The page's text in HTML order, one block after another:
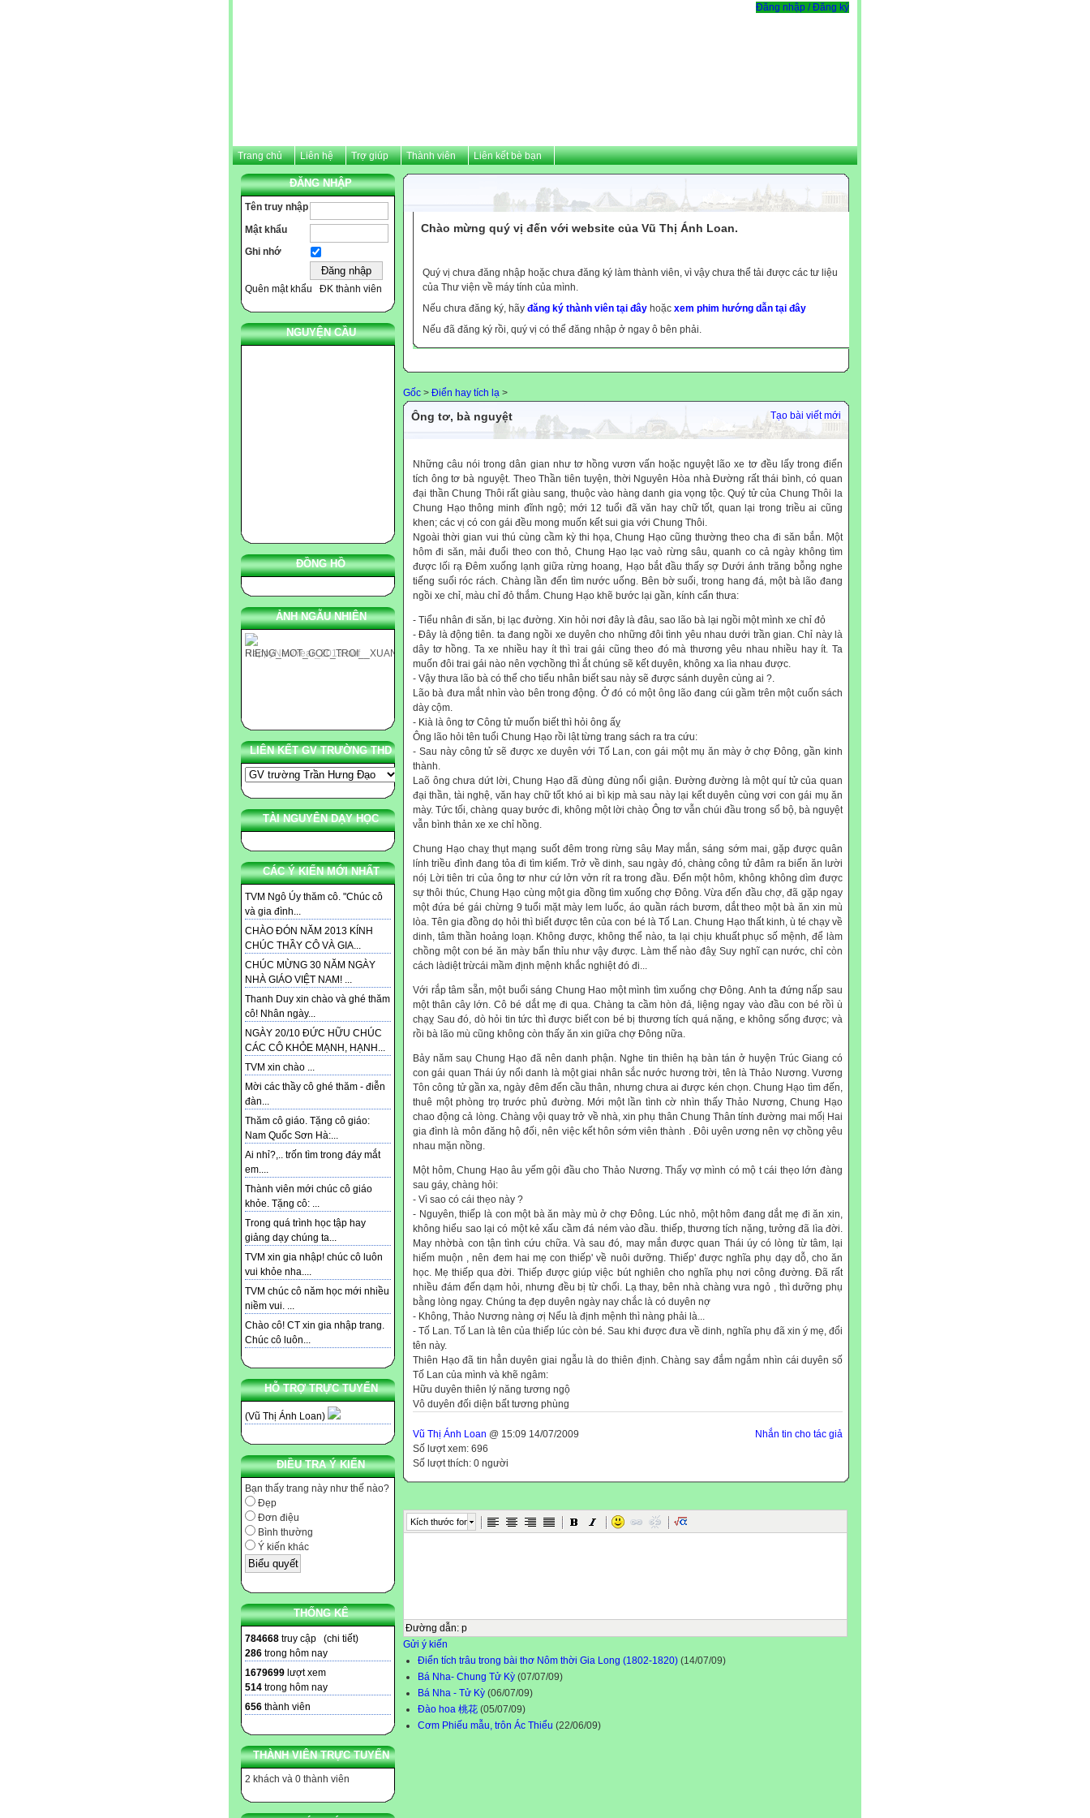
Đăng nhập / Đăng ký
Trang chủ Liên hệ Trợ giúp Thành viên Liên kết bè bạn
ĐĂNG NHẬP
Tên truy nhập
Mật khẩu
Ghi nhớ
Quên mật khẩu ĐK thành viên
NGUYỆN CẦU
ĐỒNG HỒ
ẢNH NGẪU NHIÊN
LIÊN KẾT GV TRƯỜNG THD
TÀI NGUYÊN DẠY HỌC
CÁC Ý KIẾN MỚI NHẤT
TVM Ngô Úy thăm cô. "Chúc cô
và gia đình...
CHÀO ĐÓN NĂM 2013 KÍNH
CHÚC THẦY CÔ VÀ GIA...
CHÚC MỪNG 30 NĂM NGÀY
NHÀ GIÁO VIỆT NAM! ...
Thanh Duy xin chào và ghé thăm
cô! Nhân ngày...
NGÀY 20/10 ĐỨC HỮU CHÚC
CÁC CÔ KHỎE MẠNH, HẠNH...
TVM xin chào ...
Mời các thầy cô ghé thăm - điễn
đàn...
Thăm cô giáo. Tặng cô giáo:
Nam Quốc Sơn Hà:...
Ai nhỉ?,.. trốn tìm trong đáy mắt
em....
Thành viên mới chúc cô giáo
khỏe. Tặng cô: ...
Trong quá trình học tập hay
giảng dạy chúng ta...
TVM xin gia nhập! chúc cô luôn
vui khỏe nha....
TVM chúc cô năm học mới nhiều
niềm vui. ...
Chào cô! CT xin gia nhập trang.
Chúc cô luôn...
HỖ TRỢ TRỰC TUYẾN
(Vũ Thị Ánh Loan)
ĐIỀU TRA Ý KIẾN
Bạn thấy trang này như thế nào?
Đẹp
Đơn điệu
Bình thường
Ý kiến khác
THỐNG KÊ
784668 truy cập (chi tiết)
286 trong hôm nay
1679699 lượt xem
514 trong hôm nay
656 thành viên
THÀNH VIÊN TRỰC TUYẾN
2 khách và 0 thành viên
Chào mừng quý vị đến với website của Vũ Thị Ánh Loan.
Quý vị chưa đăng nhập hoặc chưa đăng ký làm thành viên, vì vậy chưa thể tải được các tư liệu
của Thư viện về máy tính của mình.
Nếu chưa đăng ký, hãy đăng ký thành viên tại đây hoặc xem phim hướng dẫn tại đây
Nếu đã đăng ký rồi, quý vị có thể đăng nhập ở ngay ô bên phải.
Gốc > Điển hay tích lạ >
Tạo bài viết mới
Ông tơ, bà nguyệt
Những câu nói trong dân gian như tơ hồng vươn vấn hoặc nguyệt lão xe tơ đều lấy trong điển
tích ông tơ bà nguyệt. Theo Thần tiên tuyện, thời Nguyên Hòa nhà Đường rất thái bình, có quan
đại thần Chung Thôi rất giàu sang, thuộc vào hàng danh gia vọng tộc. Quý tử của Chung Thôi la
Chung Hạo thông minh đĩnh ngộ; mới 12 tuổi đã văn hay chữ tốt, quan lại trong triều ai cũng
khen; các vị có con gái đều mong muốn kết sui gia với Chung Thôi.
Ngoài thời gian vui thú cùng cầm kỳ thi họa, Chung Hạo cũng thường theo cha đi săn bắn. Một
hôm đi săn, mải đuổi theo con thỏ, Chung Hạo lạc vaò rừng sâu, quanh co cả ngày không tìm
được lối rạ Đêm xuống lạnh giữa rừng hoang, Hạo bắt đầu thấy sợ Dưới ánh trăng bỗng nghe
tiếng suối róc rách. Chàng lần đến tìm nước uống. Bên bờ suối, trong hang đá, một bà lão đang
ngồi xe chỉ, màu chỉ đỏ thắm. Chung Hạo khẽ bước lại gần, kính cẩn thưa:
- Tiểu nhân đi săn, bị lạc đường. Xin hỏi nơi đây là đâu, sao lão bà lại ngồi một mình xe chỉ đỏ
- Đây là động tiên. ta đang ngồi xe duyên cho những đôi tình yêu nhau dưới trần gian. Chỉ này là
dây tơ hồng. Ta xe nhiều hay ít thì trai gái cũng theo đó mà thương yêu nhau nhiều hay ít. Ta
muốn đôi trai gái nào nên vợchồng thì ắt chúng sẽ kết duyên, không xa lìa nhau được.
- Vậy thưa lão bà có thể cho tiểu nhân biết sau này sẽ được sánh duyên cùng ai ?.
Lão bà đưa mắt nhìn vào bên trong động. Ở đó có một ông lão đang cúi gầm trên một cuốn sách
dày cộm.
- Kià là ông tơ Công tử muốn biết thì hỏi ông ấỵ
Ông lão hỏi tên tuổi Chung Hạo rồi lật từng trang sách ra tra cứu:
- Sau này công tử sẽ được xe duyên với Tố Lan, con gái một mụ ăn mày ở chợ Đông, gần kinh
thành.
Laõ ông chưa dứt lời, Chung Hạo đã đùng đùng nổi giận. Đường đường là một quí tử của quan
đại thần, tài nghệ, văn hay chữ tốt khó ai bì kịp mà sau này lại kết duyên cùng vơi con gái mụ ăn
mày. Tức tối, chàng quay bước đi, không một lời chàọ Ông tơ vẫn chúi đầu trong sổ bộ, bà nguyệt
vẫn bình thản xe xe chỉ hồng.
Chung Hạo chaỵ thụt mạng suốt đêm trong rừng sâụ May mắn, sáng sớm mai, gặp được quân
lính triều đình đang tỏa đi tìm kiếm. Trở về dinh, sau ngày đó, chàng công tử đâm ra biến ăn lười
nóị Lời tiên tri của ông tơ như cứ lởn vởn rít ra trong đầu. Đến một hôm, không không dìm được
sự thôi thúc, Chung Hạo cùng một gia đồng tìm xuống chợ Đông. Vừa đến đầu chợ, đã gặp ngay
một đứa bé gái chừng 9 tuổi mặt mày lem luốc, áo quần rách bươm, dắt theo một bà ăn xin mù
lòa. Tên gia đồng dọ hỏi thì biết được tên của con bé là Tố Lan. Chung Hạo thất kinh, ù té chạy về
dinh, tâm thần hoảng loạn. Không được, không thể nào, ta lại chịu khuất phục số mệnh, để làm
chồng một con bé ăn mày bẩn thỉu như vậy được. Làm thế nào đâỵ Suy nghĩ cạn nước, chỉ còn
cách làdiệt trừcái mầm định mệnh khắc nghiệt đó đi...
Với rắp tâm sẵn, một buổi sáng Chung Hao một mình tìm xuống chợ Đông. Anh ta đứng nấp sau
một thân cây lớn. Cô bé dắt mẹ đi qua. Chàng ta cầm hòn đá, liệng ngay vào đầu con bé rồì ù
chạỵ Sau đó, dò hỏi tin tức thì được biết con bé bị thương tích quá nặng, e không sống được; và
rồi bà lão mù cũng không còn thấy ăn xin giữa chợ Đông nữa.
Bảy năm saụ Chung Hạo đã nên danh phận. Nghe tin thiên hạ bàn tán ở huyện Trúc Giang có
con gái quan Thái úy nổi danh là một giai nhân sắc nước hương trời, tên là Thảo Nương. Vương
Tôn công tử gần xa, ngày đêm đến cầu thân, nhưng chưa ai được kén chọn. Chung Hạo tìm đến,
thuê một phòng trọ trước phủ đường. Mới một lần tình cờ nhìn thấy Thảo Nương, Chung Hạo
chao động cả lòng. Chàng vội quay trở về nhà, xin phụ thân Chung Thân tính đường mai mốị Hai
gia đình là môn đăng hộ đối, nên việc kết hôn sớm viên thành . Đôi uyên ương nên vợ chồng yêu
nhau mặn nồng.
Một hôm, Chung Hạo âu yếm gội đầu cho Thảo Nương. Thấy vợ mình có mộ t cái thẹo lớn đàng
sau gáy, chàng hỏi:
- Vì sao có cái thẹo này ?
- Nguyên, thiếp là con một bà ăn mày mù ở chợ Đông. Lúc nhỏ, một hôm đang dắt mẹ đi ăn xin,
không hiểu sao lại có một kẻ xấu cầm đá ném vào đầu. thiếp, thương tích nặng, tưởng đã lìa đời.
May nhờbà con tận tình cứu chữa. Và sau đó, may mắn được quan Thái úy có lòng từ tâm, lại
hiếm muộn , nên đem hai mẹ con thiếp' về nuôi dưỡng. Thiếp' được nghĩa phụ dạy dỗ, cho ăn
học. Mẹ thiếp qua đời. Thiếp được giúp việc bút nghiên cho nghĩa phụ nơi công đường. Đã rất
nhiều đám đến dạm hỏi, nhưng đều bị từ chối. Lạ thay, bên nhà chàng vưa ngỏ , thì dưỡng phụ
bằng lòng ngay. Chúng ta đẹp duyên ngày nay chắc là có duyên nợ
- Không, Thảo Nương nàng ơị Nếu là định mệnh thì nàng phải là...
- Tố Lan. Tố Lan là tên của thiếp lúc còn bé. Sau khi được đưa về dinh, nghĩa phụ đã xin ý mẹ, đổi
tên này.
Thiên Hạo đã tin hẳn duyên giai ngẫu là do thiên định. Chàng say đắm ngắm nhìn cái duyên số
Tố Lan của mình và khẽ ngâm:
Hữu duyên thiên lý năng tương ngộ
Vô duyên đối diện bất tương phùng
Nhắn tin cho tác giả
Vũ Thị Ánh Loan @ 15:09 14/07/2009
Số lượt xem: 696
Số lượt thích: 0 người
Kích thước font
Đường dẫn: p
Gửi ý kiến
Điển tích trâu trong bài thơ Nôm thời Gia Long (1802-1820) (14/07/09)
Bá Nha- Chung Tử Kỳ (07/07/09)
Bá Nha - Tử Kỳ (06/07/09)
Đào hoa 桃花 (05/07/09)
Cơm Phiếu mẫu, trôn Ác Thiểu (22/06/09)